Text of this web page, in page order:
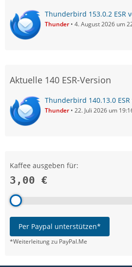
Thunderbird 153.0.2 ESR
Thunder 4. August 2026 um
Aktuelle 140 ESR-Version
Thunderbird 140.13.0
Thunder 22. Juli 2026 um
Kaffee ausgeben für:
3,00 €
Per Paypal unterstützen*
*Weiterleitung zu PayPal.Me